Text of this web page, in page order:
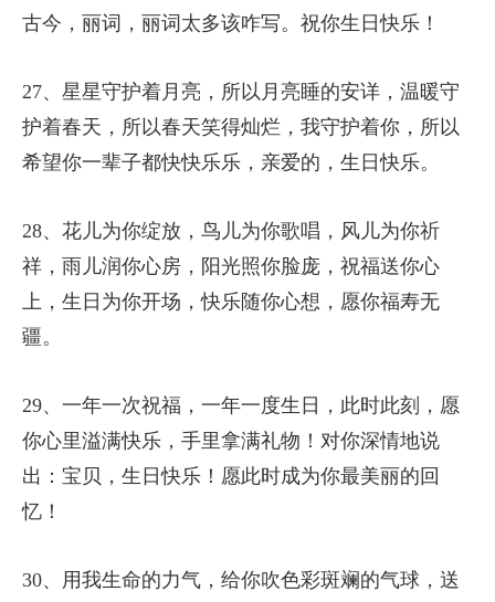
古今，丽词，丽词太多该咋写。祝你生日快乐！
27、星星守护着月亮，所以月亮睡的安详，温暖守
护着春天，所以春天笑得灿烂，我守护着你，所以
希望你一辈子都快快乐乐，亲爱的，生日快乐。
28、花儿为你绽放，鸟儿为你歌唱，风儿为你祈
祥，雨儿润你心房，阳光照你脸庞，祝福送你心
上，生日为你开场，快乐随你心想，愿你福寿无
疆。
29、一年一次祝福，一年一度生日，此时此刻，愿
你心里溢满快乐，手里拿满礼物！对你深情地说
出：宝贝，生日快乐！愿此时成为你最美丽的回
忆！
30、用我生命的力气，给你吹色彩斑斓的气球，送